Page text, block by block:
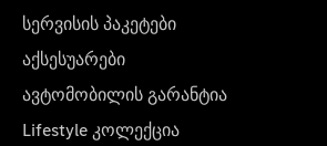
სერვისის პაკეტები
აქსესუარები
ავტომობილის გარანტია
Lifestyle კოლექცია